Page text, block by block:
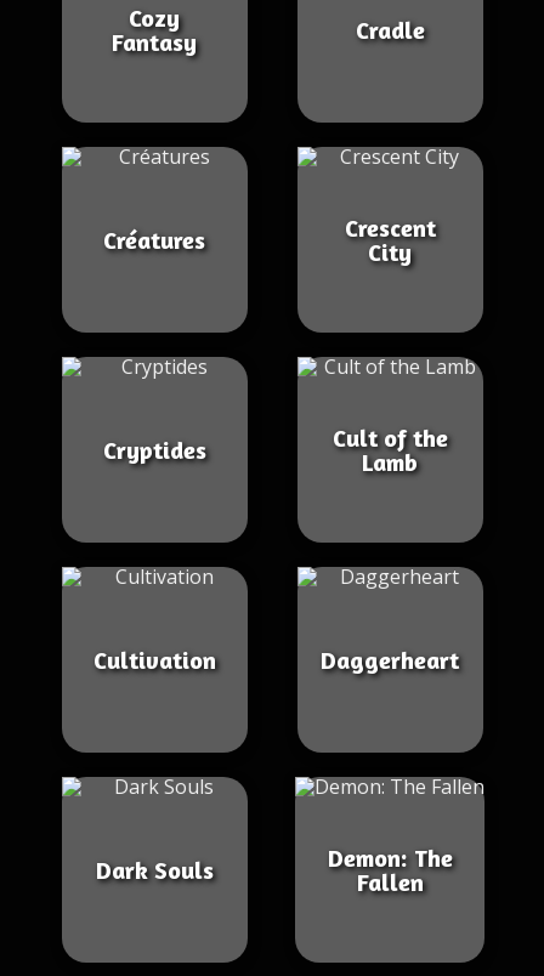
Cozy
Fantasy
Cradle
Créatures
Crescent
City
Cryptides
Cult of the
Lamb
Cultivation Daggerheart
Dark Souls
Demon: The
Fallen